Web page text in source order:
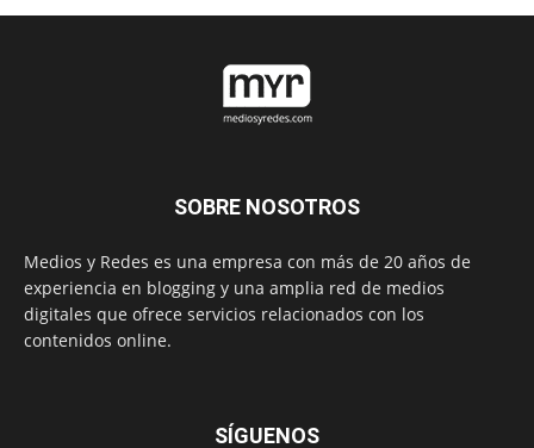
SOBRE NOSOTROS
Medios y Redes es una empresa con más de 20 años de
experiencia en blogging y una amplia red de medios
digitales que ofrece servicios relacionados con los
contenidos online.
SÍGUENOS